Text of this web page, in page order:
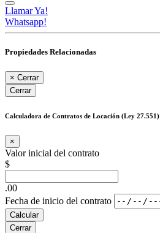
Llamar Ya!
Whatsapp!
Propiedades Relacionadas
× Cerrar
Cerrar
Calculadora de Contratos de Locación (Ley 27.551)
×
Valor inicial del contrato
$
.00
Fecha de inicio del contrato
Calcular
Cerrar